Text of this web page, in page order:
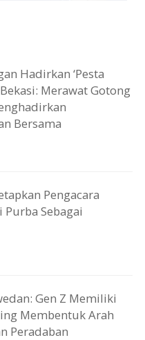
Hadirkan ‘Pesta
Merawat Gotong
Bersama
Pengacara
Sebagai
Gen Z Memiliki
Membentuk Arah
Peradaban